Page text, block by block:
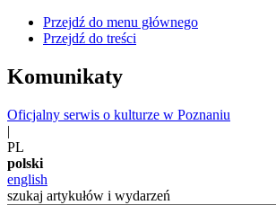
Przejdź do menu głównego
Przejdź do treści
Komunikaty
Oficjalny serwis o kulturze w Poznaniu
|
PL
polski
english
szukaj artykułów i wydarzeń